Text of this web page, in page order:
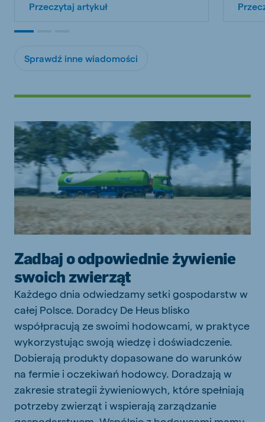
Przeczytaj artykuł
Sprawdź inne wiadomości
Zadbaj o odpowiednie żywienie
swoich zwierząt
Każdego dnia odwiedzamy setki gospodarstw w
całej Polsce. Doradcy De Heus blisko
współpracują ze swoimi hodowcami, w praktyce
wykorzystując swoją wiedzę i doświadczenie.
Dobierają produkty dopasowane do warunków
na fermie i oczekiwań hodowcy. Doradzają w
zakresie strategii żywieniowych, które spełniają
potrzeby zwierząt i wspierają zarządzanie